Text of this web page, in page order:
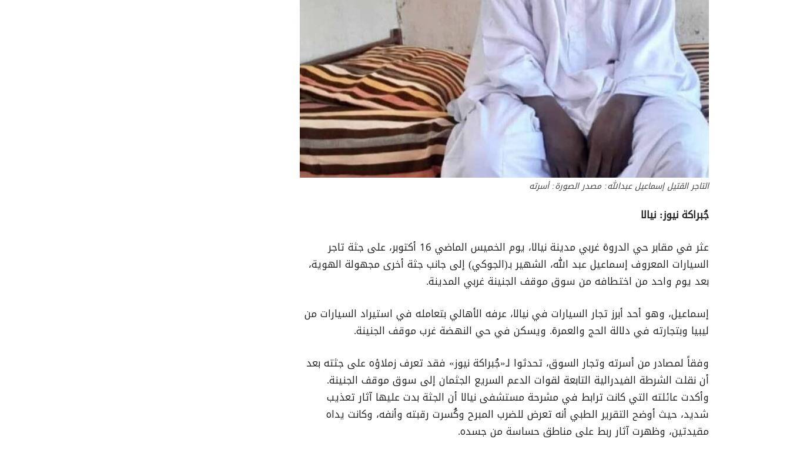
التاجر القتيل إسماعيل عبدالله: مصدر الصورة: أسرته
جُبراكة نيوز: نيالا
عثر في مقابر حي الدروة غربي مدينة نيالا، يوم الخميس الماضي 16 أكتوبر، على جثة تاجر
السيارات المعروف إسماعيل عبد الله، الشهير بـ(الجوكي) إلى جانب جثة أخرى مجهولة الهوية،
بعد يوم واحد من اختطافه من سوق موقف الجنينة غربي المدينة.
إسماعيل، وهو أحد أبرز تجار السيارات في نيالا، عرفه الأهالي بتعامله في استيراد السيارات من
ليبيا وبتجارته في دلالة الحج والعمرة. ويسكن في حي النهضة غرب موقف الجنينة.
وفقاً لمصادر من أسرته وتجار السوق، تحدثوا لـ«جُبراكة نيوز» فقد تعرف زملاؤه على جثته بعد
أن نقلت الشرطة الفيدرالية التابعة لقوات الدعم السريع الجثمان إلى سوق موقف الجنينة.
وأكدت عائلته التي كانت ترابط في مشرحة مستشفى نيالا أن الجثة بدت عليها آثار تعذيب
شديد، حيث أوضح التقرير الطبي أنه تعرض للضرب المبرح وكُسرت رقبته وأنفه، وكانت يداه
مقيدتين، وظهرت آثار ربط على مناطق حساسة من جسده.